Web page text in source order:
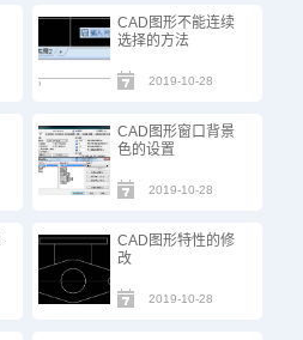
CAD图形不能连续
选择的方法
2019-10-28
CAD图形窗口背景
色的设置
2019-10-28
CAD图形特性的修
改
2019-10-28